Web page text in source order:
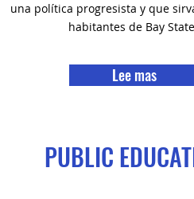
una política progresista y que
habitantes de Bay
Lee mas
PUBLIC